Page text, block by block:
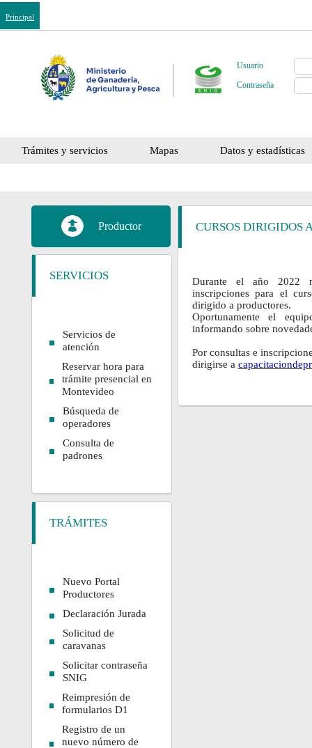
Principal
Usuario
Contraseña
Trámites y servicios Mapas Datos y estadísticas
Productor
SERVICIOS
Servicios de
atención
Reservar hora para
trámite presencial en
Montevideo
Búsqueda de
operadores
Consulta de
padrones
TRÁMITES
Nuevo Portal
Productores
Declaración Jurada
Solicitud de
caravanas
Solicitar contraseña
SNIG
Reimpresión de
formularios D1
Registro de un
nuevo número de
CURSOS DIRIGIDOS
Durante el año 2022
inscripciones para el
dirigido a productores.
Oportunamente el
informando sobre
Por consultas e
dirigirse a